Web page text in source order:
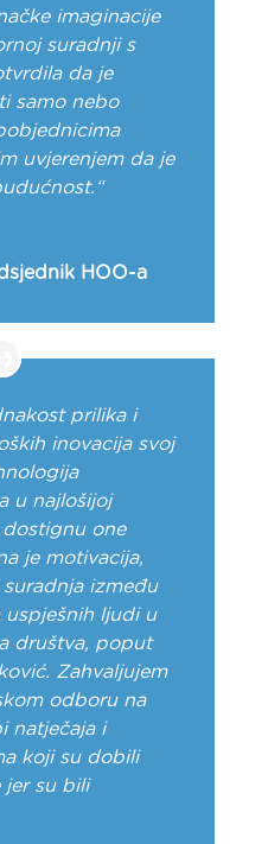
imaginacije
suradnji s
da je
samo nebo
uvjerenjem da je
HOO-a
prilika i
inovacija svoj
u najlošijoj
one
je motivacija,
između
uspješnih ljudi u
društva, poput
Zahvaljujem
odboru na
natječaja i
koji su dobili
jer su bili